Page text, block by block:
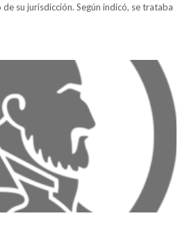
su jurisdicción. Según indicó, se trataba